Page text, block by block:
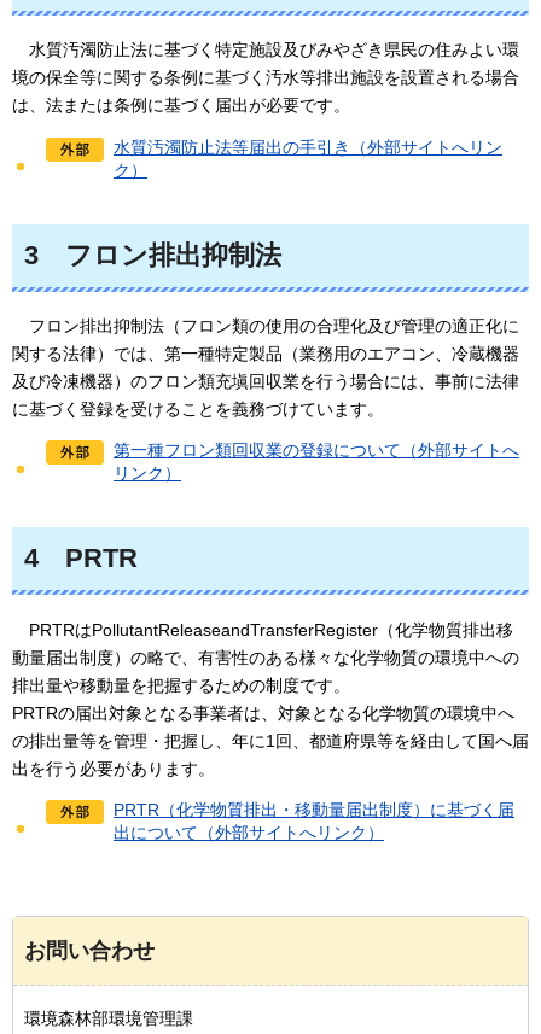
水質汚濁防止法に基づく特定施設及びみやざき県民の住みよい環
境の保全等に関する条例に基づく汚水等排出施設を設置される場合
は、法または条例に基づく届出が必要です。
水質汚濁防止法等届出の手引き（外部サイトへリン
ク）
3 フロン排出抑制法
フロン排出抑制法 （フロン類の使用の合理化及び管理の適正化に
関する法律）では、第一種特定製品（業務用のエアコン、冷蔵機器
及び冷凍機器）のフロン類充塡回収業を行う場合には、事前に法律
に基づく登録を受けることを義務づけています。
第一種フロン類回収業の登録について（外部サイトへ
リンク）
4 PRTR
PRTRはPollutantReleaseandTransferRegister（化学物質排出移
動量届出制度）の略で、有害性のある様々な化学物質の環境中への
排出量や移動量を把握するための制度です。
PRTRの届出対象となる事業者は、対象となる化学物質の環境中へ
の排出量等を管理・把握し、年に1回、都道府県等を経由して国へ届
出を行う必要があります。
PRTR（化学物質排出・移動量届出制度）に基づく届
出について（外部サイトへリンク）
お問い合わせ
環境森林部環境管理課